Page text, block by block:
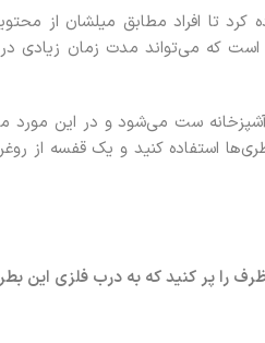
تا افراد مطابق میلشان از
می‌تواند مدت زمان زیادی در
ست می‌شود و در این مورد
استفاده کنید و یک قفسه از
را پر کنید که به درب فلزی این